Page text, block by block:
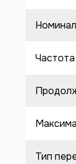
Тип